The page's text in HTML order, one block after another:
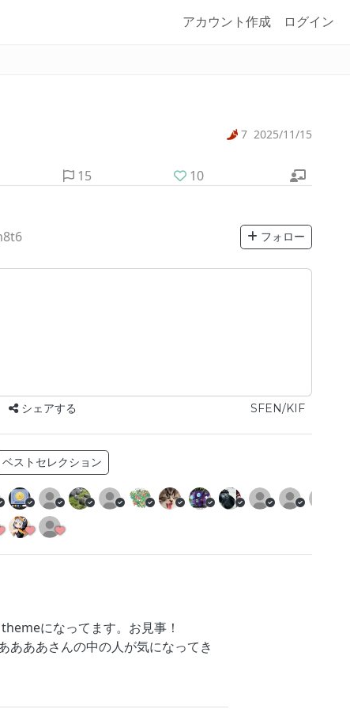
アカウント作成 ログイン
7 2025/11/15
15
10
フォロー
シェアする SFEN/KIF
ベストセレクション
になってます。お見事！
あああさんの中の人が気になってき